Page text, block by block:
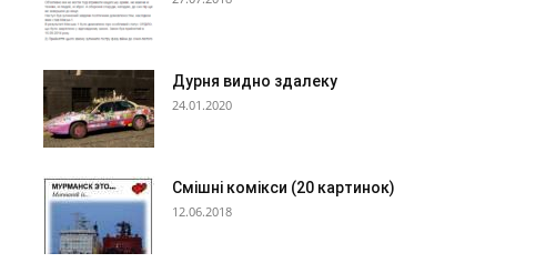
Дурня видно здалеку
24.01.2020
Смішні комікси (20 картинок)
12.06.2018